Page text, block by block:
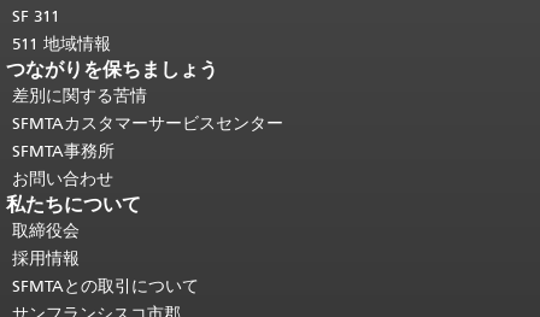
SF 311
511 地域情報
つながりを保ちましょう
差別に関する苦情
SFMTAカスタマーサービスセンター
SFMTA事務所
お問い合わせ
私たちについて
取締役会
採用情報
SFMTAとの取引について